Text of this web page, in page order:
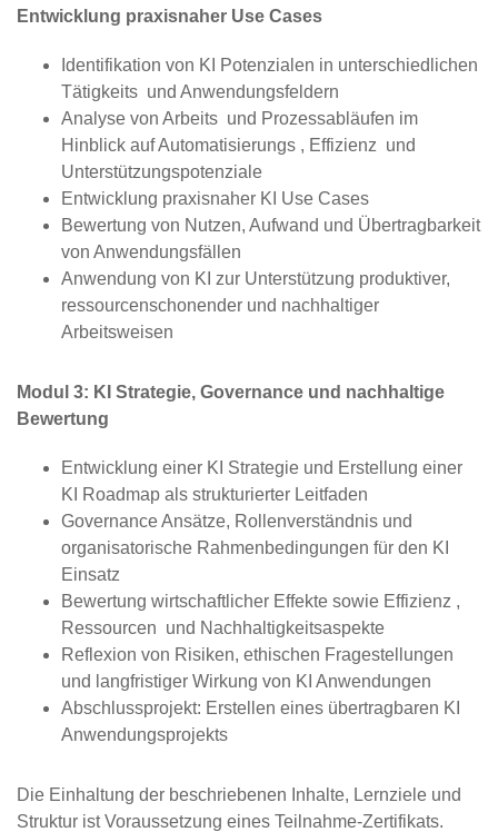
Entwicklung praxisnaher Use Cases
Identifikation von KI Potenzialen in unterschiedlichen
Tätigkeits und Anwendungsfeldern
Analyse von Arbeits und Prozessabläufen im
Hinblick auf Automatisierungs , Effizienz und
Unterstützungspotenziale
Entwicklung praxisnaher KI Use Cases
Bewertung von Nutzen, Aufwand und Übertragbarkeit
von Anwendungsfällen
Anwendung von KI zur Unterstützung produktiver,
ressourcenschonender und nachhaltiger
Arbeitsweisen
Modul 3: KI Strategie, Governance und nachhaltige
Bewertung
Entwicklung einer KI Strategie und Erstellung einer
KI Roadmap als strukturierter Leitfaden
Governance Ansätze, Rollenverständnis und
organisatorische Rahmenbedingungen für den KI
Einsatz
Bewertung wirtschaftlicher Effekte sowie Effizienz ,
Ressourcen und Nachhaltigkeitsaspekte
Reflexion von Risiken, ethischen Fragestellungen
und langfristiger Wirkung von KI Anwendungen
Abschlussprojekt: Erstellen eines übertragbaren KI
Anwendungsprojekts
Die Einhaltung der beschriebenen Inhalte, Lernziele und
Struktur ist Voraussetzung eines Teilnahme-Zertifikats.